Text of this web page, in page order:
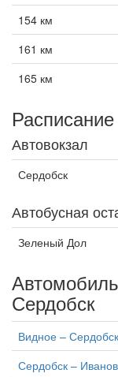
154 км
161 км
165 км
Автовокзал
Сердобск
Автобусная
Зеленый Дол
Сердобск
Видное – Сердобск
Сердобск –